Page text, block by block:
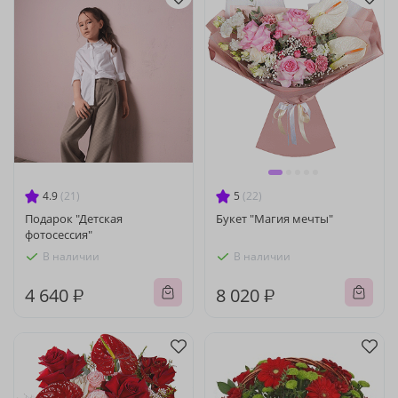
4.9 (21)
Подарок "Детская
фотосессия"
В наличии
4 640 ₽
5 (22)
Букет "Магия мечты"
В наличии
8 020 ₽